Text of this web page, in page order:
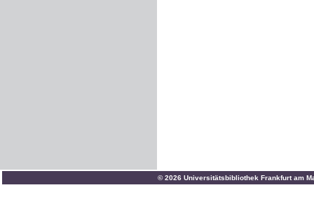
© 2026 Universitätsbibliothek Frankfurt am